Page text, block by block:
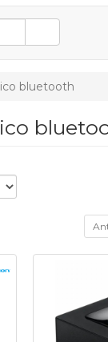
bluetooth